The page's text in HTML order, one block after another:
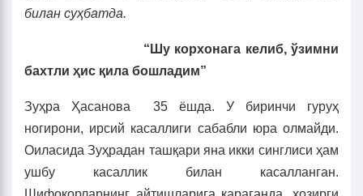
билан суҳбатда.
“Шу корхонага келиб, ўзимни
бахтли ҳис қила бошладим”
Зуҳра Ҳасанова 35 ёшда. У биринчи гуруҳ
ногирони, ирсий касаллиги сабабли юра олмайди.
Оиласида Зуҳрадан ташқари яна икки синглиси ҳам
ушбу касаллик билан касалланган.